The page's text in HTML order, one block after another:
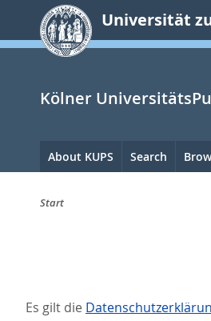
springen
Universität
Kölner
Hauptnavigation
About KUPS Search
Start
Es gilt die